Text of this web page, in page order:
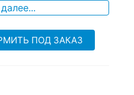
ПОД ЗАКАЗ